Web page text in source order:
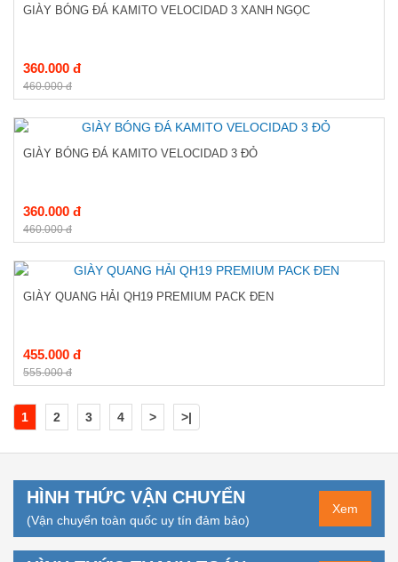
GIÀY BÓNG ĐÁ KAMITO VELOCIDAD 3 XANH NGỌC
360.000 đ
460.000 đ
GIÀY BÓNG ĐÁ KAMITO VELOCIDAD 3 ĐỎ
360.000 đ
460.000 đ
GIÀY QUANG HẢI QH19 PREMIUM PACK ĐEN
455.000 đ
555.000 đ
1 2 3 4 > >|
HÌNH THỨC VẬN CHUYỂN
(Vận chuyển toàn quốc uy tín đảm bảo)
Xem